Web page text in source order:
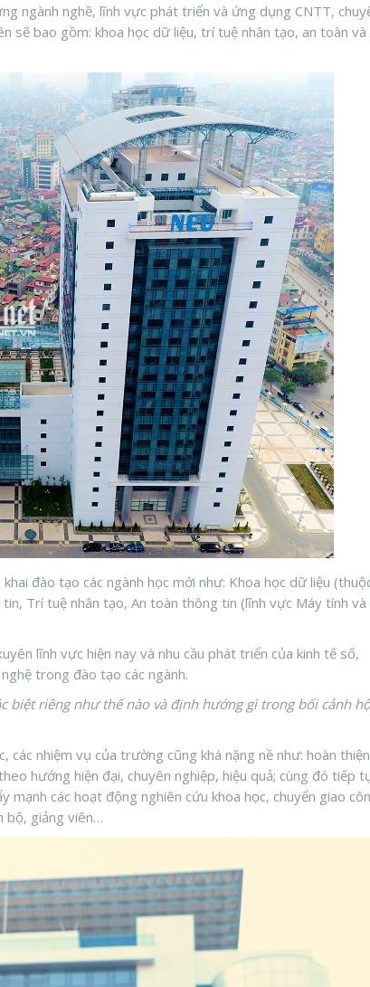
ngành nghề, lĩnh vực phát triển và ứng dụng CNTT,
sẽ bao gồm: khoa học dữ liệu, trí tuệ nhân tạo, an toàn và
đào tạo các ngành học mới như: Khoa học dữ liệu
Trí tuệ nhân tạo, An toàn thông tin (lĩnh vực Máy tính và
lĩnh vực hiện nay và nhu cầu phát triển của kinh tế số,
trong đào tạo các ngành.
biệt riêng như thế nào và định hướng gì trong bối cảnh
các nhiệm vụ của trường cũng khá nặng nề như: hoàn thiện
hướng hiện đại, chuyên nghiệp, hiệu quả; cùng đó tiếp
các hoạt động nghiên cứu khoa học, chuyển giao
bộ, giảng viên…